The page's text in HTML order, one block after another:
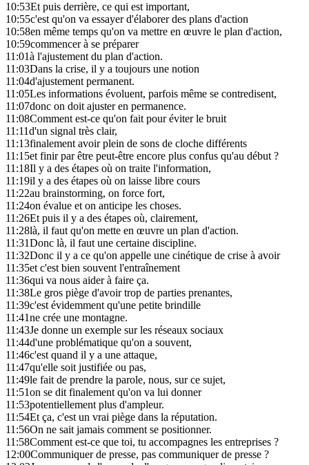
10:53Et puis derrière, ce qui est important,
10:55c'est qu'on va essayer d'élaborer des plans d'action
10:58en même temps qu'on va mettre en œuvre le plan d'action,
10:59commencer à se préparer
11:01à l'ajustement du plan d'action.
11:03Dans la crise, il y a toujours une notion
11:04d'ajustement permanent.
11:05Les informations évoluent, parfois même se contredisent,
11:07donc on doit ajuster en permanence.
11:08Comment est-ce qu'on fait pour éviter le bruit
11:11d'un signal très clair,
11:13finalement avoir plein de sons de cloche différents
11:15et finir par être peut-être encore plus confus qu'au début ?
11:18Il y a des étapes où on traite l'information,
11:19il y a des étapes où on laisse libre cours
11:22au brainstorming, on force fort,
11:24on évalue et on anticipe les choses.
11:26Et puis il y a des étapes où, clairement,
11:28là, il faut qu'on mette en œuvre un plan d'action.
11:31Donc là, il faut une certaine discipline.
11:32Donc il y a ce qu'on appelle une cinétique de crise à avoir
11:35et c'est bien souvent l'entraînement
11:36qui va nous aider à faire ça.
11:38Le gros piège d'avoir trop de parties prenantes,
11:39c'est évidemment qu'une petite brindille
11:41ne crée une montagne.
11:43Je donne un exemple sur les réseaux sociaux
11:44d'une problématique qu'on a souvent,
11:46c'est quand il y a une attaque,
11:47qu'elle soit justifiée ou pas,
11:49le fait de prendre la parole, nous, sur ce sujet,
11:51on se dit finalement qu'on va lui donner
11:53potentiellement plus d'ampleur.
11:54Et ça, c'est un vrai piège dans la réputation.
11:56On ne sait jamais comment se positionner.
11:58Comment est-ce que toi, tu accompagnes les entreprises ?
12:00Communiquer de presse, pas communiquer de presse ?